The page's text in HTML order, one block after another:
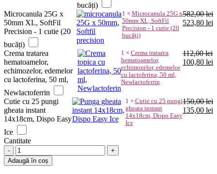
bucăți)
Microcanula 25G x
50mm XL, SoftFil
Precision - 1 cutie (20
bucăți)
1 × Microcanula 25G x
50mm XL, SoftFil
Precision - 1 cutie (20
bucăți)
582,00lei
Prețul
582,00 lei.
523,80 lei
Crema tratarea
hematoamelor,
echimozelor, edemelor
cu lactoferina, 50 ml,
Newlactoferrin
1 × Crema tratarea
hematoamelor,
echimozelor, edemelor
cu lactoferina, 50 ml,
Newlactoferrin
112,00lei
Prețul
100,80 lei
Cutie cu 25 pungi
gheata instant
14x18cm, Dispo Easy
Ice
1 × Cutie cu 25 pungi
gheata instant
14x18cm, Dispo Easy
Ice
150,00lei
Prețul
inițial
135,00 lei
Cantitate
Skinbooster
acid
hialuronic
Adaugă în coș